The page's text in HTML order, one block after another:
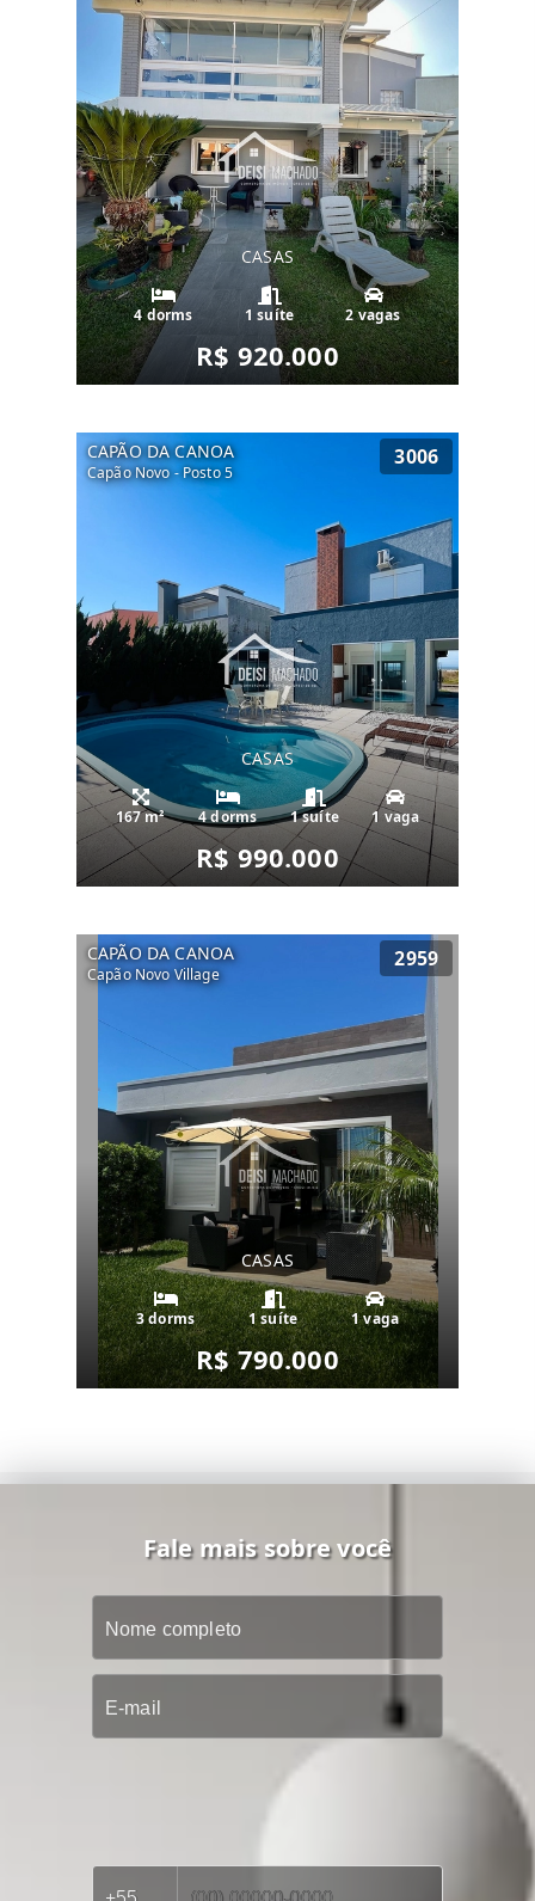
CASAS
4 dorms 1 suíte 2 vagas
R$ 920.000
CAPÃO DA CANOA
Capão Novo - Posto 5
3006
CASAS
167 m² 4 dorms 1 suíte 1 vaga
R$ 990.000
CAPÃO DA CANOA
Capão Novo Village
2959
CASAS
3 dorms 1 suíte 1 vaga
R$ 790.000
Fale mais sobre você